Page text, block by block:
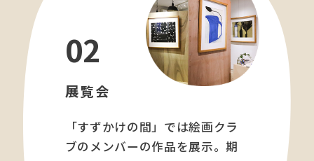
02
展覧会
「すずかけの間」では絵画クラ
ブのメンバーの作品を展示。期